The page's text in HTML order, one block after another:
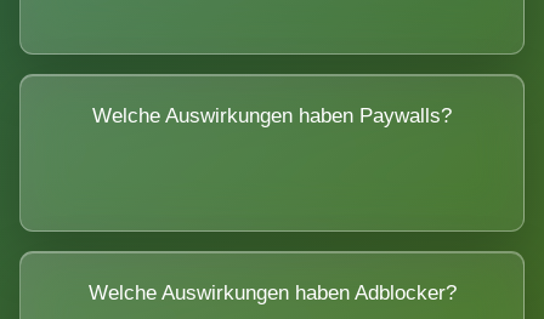
Welche Auswirkungen haben Paywalls?
Welche Auswirkungen haben Adblocker?